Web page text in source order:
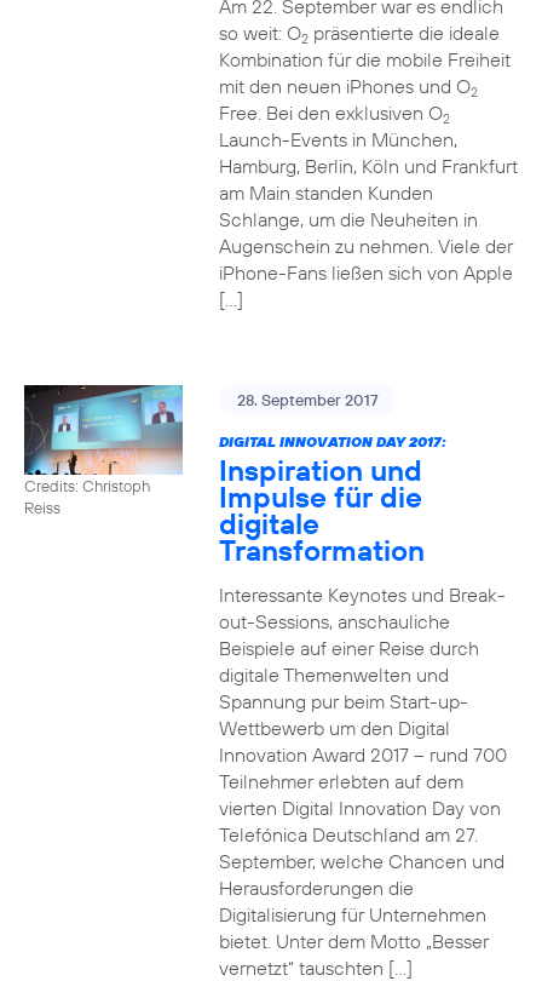
Am 22. September war es endlich
so weit: O2präsentierte die ideale
Kombination für die mobile Freiheit
mit den neuen iPhones und O2
Free. Bei den exklusiven O2
Launch-Events in München,
Hamburg, Berlin, Köln und Frankfurt
am Main standen Kunden
Schlange, um die Neuheiten in
Augenschein zu nehmen. Viele der
iPhone-Fans ließen sich von Apple
[…]
Credits: Christoph
Reiss
28. September 2017
DIGITAL INNOVATION DAY 2017:
Inspiration und
Impulse für die
digitale
Transformation
Interessante Keynotes und Break-
out-Sessions, anschauliche
Beispiele auf einer Reise durch
digitale Themenwelten und
Spannung pur beim Start-up-
Wettbewerb um den Digital
Innovation Award 2017 – rund 700
Teilnehmer erlebten auf dem
vierten Digital Innovation Day von
Telefónica Deutschland am 27.
September, welche Chancen und
Herausforderungen die
Digitalisierung für Unternehmen
bietet. Unter dem Motto „Besser
vernetzt“ tauschten […]